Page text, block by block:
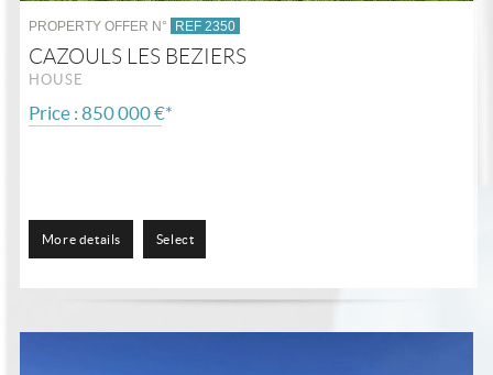
PROPERTY OFFER N° REF 2350
CAZOULS LES BEZIERS
HOUSE
Price : 850 000 €*
More details Select